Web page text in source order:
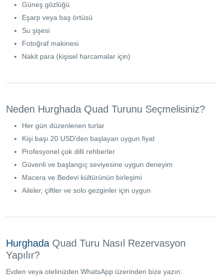
Güneş gözlüğü
Eşarp veya baş örtüsü
Su şişesi
Fotoğraf makinesi
Nakit para (kişisel harcamalar için)
Neden Hurghada Quad Turunu Seçmelisiniz?
Her gün düzenlenen turlar
Kişi başı 20 USD’den başlayan uygun fiyat
Profesyonel çok dilli rehberler
Güvenli ve başlangıç seviyesine uygun deneyim
Macera ve Bedevi kültürünün birleşimi
Aileler, çiftler ve solo gezginler için uygun
HurghadaQuad Turu Nasıl Rezervasyon
Yapılır?
Evden veya otelinizden WhatsApp üzerinden bize yazın: